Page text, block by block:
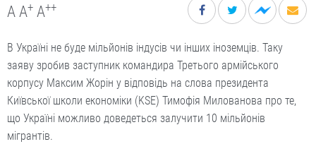
A A+ A++
В Україні не буде мільйонів індусів чи інших іноземців. Таку
заяву зробив заступник командира Третього армійського
корпусу Максим Жорін у відповідь на слова президента
Київської школи економіки (KSE) Тимофія Милованова про те,
що Україні можливо доведеться залучити 10 мільйонів
мігрантів.